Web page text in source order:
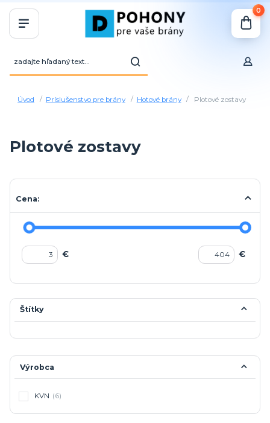
0
Úvod Príslušenstvo pre brány Hotové brány Plotové zostavy
Plotové zostavy
Cena:
€ €
Štítky
Výrobca
KVN (6)